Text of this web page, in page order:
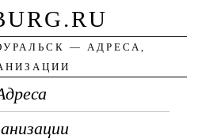
— АДРЕСА,